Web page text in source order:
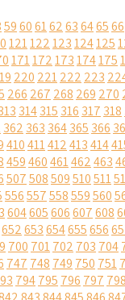
5960616263646566
121122123124125
171172173174175
220 221222 223
266 267 268 269 270
314315 316 317 318
362 363 364365 366
410411412413414
459460461462463
507508509510511
556557558559560
604605606607608
652653654655656
700 701702 703 704
747 748 749 750 751
794795 796 797 798